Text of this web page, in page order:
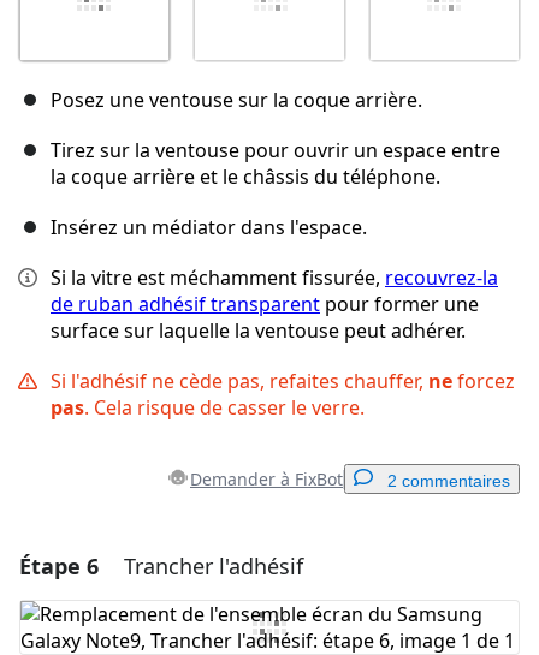
Posez une ventouse sur la coque arrière.
Tirez sur la ventouse pour ouvrir un espace entre
la coque arrière et le châssis du téléphone.
Insérez un médiator dans l'espace.
Si la vitre est méchamment fissurée, recouvrez-la
de ruban adhésif transparent pour former une
surface sur laquelle la ventouse peut adhérer.
Si l'adhésif ne cède pas, refaites chauffer, neforcez
pas. Cela risque de casser le verre.
Demander à FixBot 2 commentaires
Ajouter un commentaire
Ajouter un commentaire
Étape 6 Trancher l'adhésif